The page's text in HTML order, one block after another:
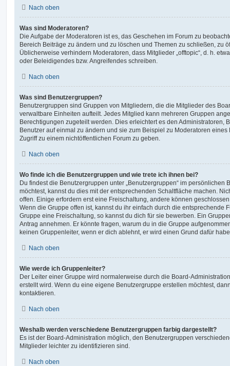
Nach oben
Was sind Moderatoren?
Die Aufgabe der Moderatoren ist es, das Geschehen im Forum zu
Bereich Beiträge zu ändern und zu löschen und Themen zu schließen, zu
Üblicherweise verhindern Moderatoren, dass Mitglieder „offtopic“, d. h.
oder Beleidigendes bzw. Angreifendes schreiben.
Nach oben
Was sind Benutzergruppen?
Benutzergruppen sind Gruppen von Mitgliedern, die die Mitglieder des
verwaltbare Einheiten aufteilt. Jedes Mitglied kann mehreren Gruppen
Berechtigungen zugeteilt werden. Dies erleichtert es den Administratoren,
Benutzer auf einmal zu ändern und sie zum Beispiel zu Moderatoren
Zugriff zu einem nichtöffentlichen Forum zu geben.
Nach oben
Wo finde ich die Benutzergruppen und wie trete ich ihnen bei?
Du findest die Benutzergruppen unter „Benutzergruppen“ im persönlichen
möchtest, kannst du dies mit der entsprechenden Schaltfläche machen.
offen. Einige erfordern erst eine Freischaltung, andere können
Wenn die Gruppe offen ist, kannst du ihr einfach durch die entsprechende
Gruppe eine Freischaltung, so kannst du dich für sie bewerben. Ein
Antrag annehmen. Er könnte fragen, warum du in die Gruppe
keinen Gruppenleiter, wenn er dich ablehnt, er wird einen Grund dafür
Nach oben
Wie werde ich Gruppenleiter?
Der Leiter einer Gruppe wird normalerweise durch die Board-
erstellt wird. Wenn du eine eigene Benutzergruppe erstellen möchtest,
kontaktieren.
Nach oben
Weshalb werden verschiedene Benutzergruppen farbig dargestellt?
Es ist der Board-Administration möglich, den Benutzergruppen
Mitglieder leichter zu identifizieren sind.
Nach oben